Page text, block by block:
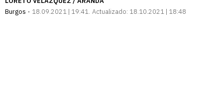
Burgos
18.09.2021 | 19:41 Actualizado: 18.10.2021 | 18:48